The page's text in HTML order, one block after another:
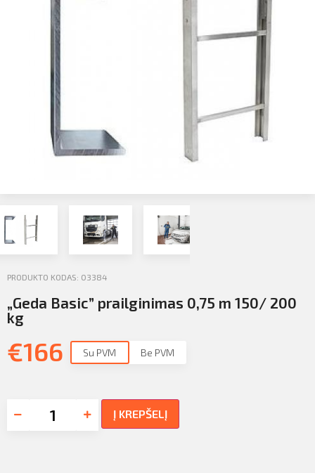
Kontaktai
Atsijungti
PRODUKTO KODAS: 03384
„Geda Basic” prailginimas 0,75 m 150/ 200
kg
€166 Su PVM Be PVM
Į KREPŠELĮ